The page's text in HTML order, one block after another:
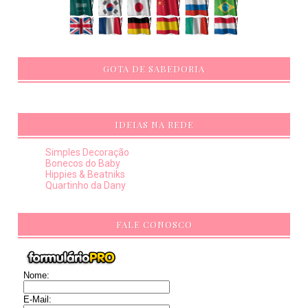
GOTA DE SABEDORIA
IDEIAS NA REDE
Simples Decoração
Bonecos do Baby
Hippies & Beatniks
Quartinho da Dany
FALE CONOSCO
Nome:
E-Mail: